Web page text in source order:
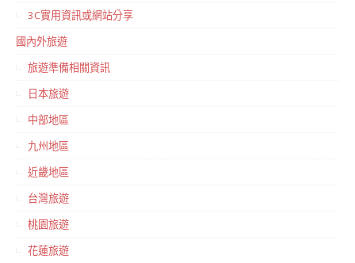
3C實用資訊或網站分享
國內外旅遊
旅遊準備相關資訊
日本旅遊
中部地區
九州地區
近畿地區
台灣旅遊
桃園旅遊
花蓮旅遊